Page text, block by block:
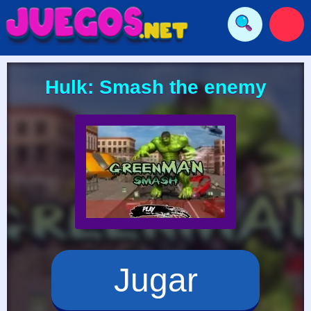
Hulk: Smash the enemy
Jugar